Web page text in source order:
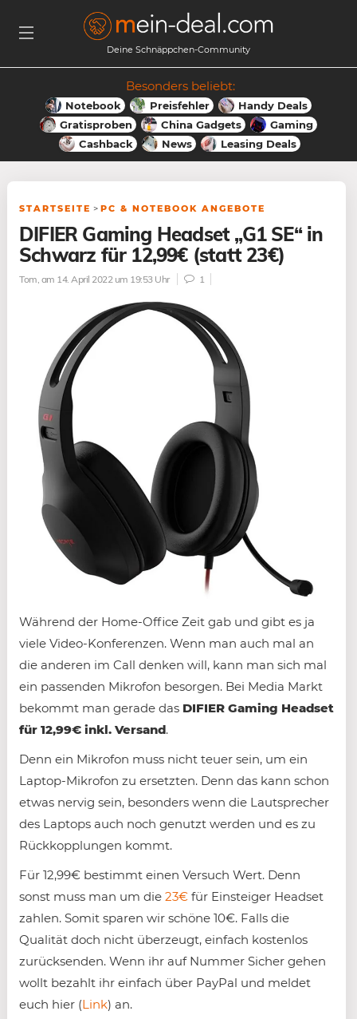
Deine Schnäppchen-Community
Besonders beliebt:
Notebook Preisfehler
Handy Deals
Gratisproben
China Gadgets
Gaming
Cashback
News Leasing Deals
STARTSEITE > PC & NOTEBOOK ANGEBOTE
DIFIER Gaming Headset „G1 SE“ in
Schwarz für 12,99€ (statt 23€)
Tom, am 14. April 2022 um 19:53 Uhr 1
Während der Home-Office Zeit gab und gibt es ja
viele Video-Konferenzen. Wenn man auch mal an
die anderen im Call denken will, kann man sich mal
ein passenden Mikrofon besorgen. Bei Media Markt
bekommt man gerade das DIFIER Gaming Headset
für 12,99€ inkl. Versand.
Denn ein Mikrofon muss nicht teuer sein, um ein
Laptop-Mikrofon zu ersetzten. Denn das kann schon
etwas nervig sein, besonders wenn die Lautsprecher
des Laptops auch noch genutzt werden und es zu
Rückkopplungen kommt.
Für 12,99€ bestimmt einen Versuch Wert. Denn
sonst muss man um die 23€ für Einsteiger Headset
zahlen. Somit sparen wir schöne 10€. Falls die
Qualität doch nicht überzeugt, einfach kostenlos
zurücksenden. Wenn ihr auf Nummer Sicher gehen
wollt bezahlt ihr einfach über PayPal und meldet
euch hier (Link) an.